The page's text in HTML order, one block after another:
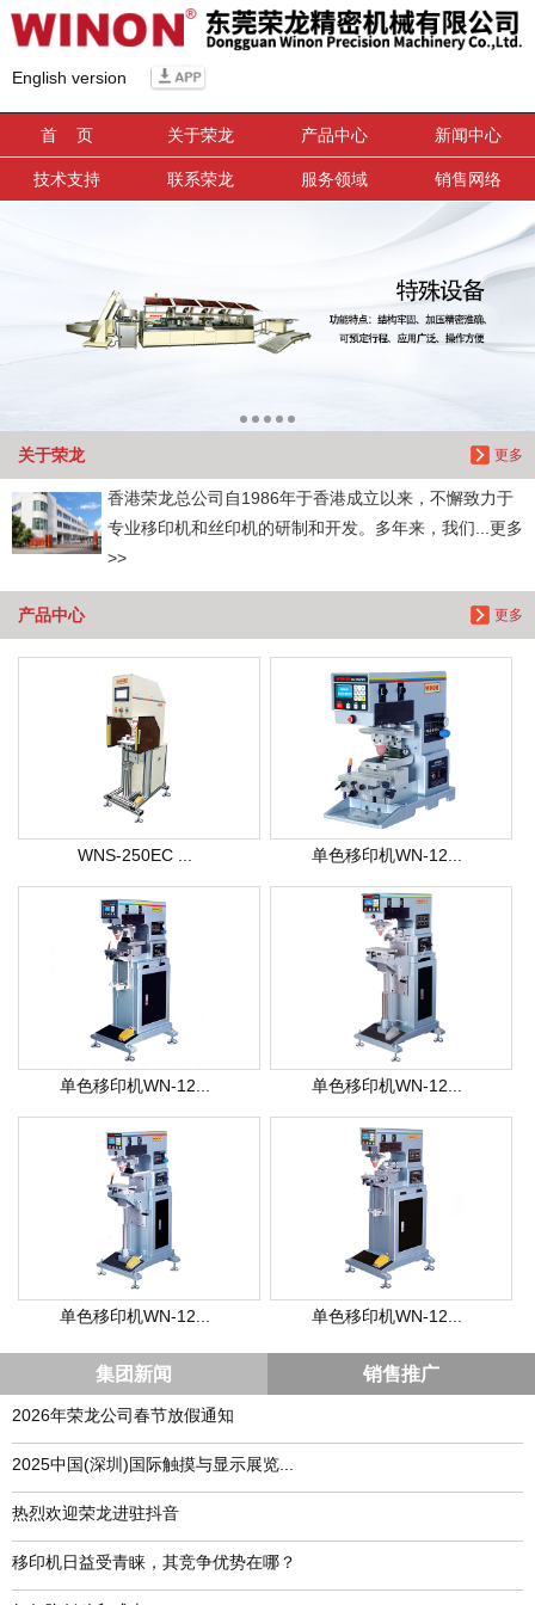
English version
首 页 关于荣龙 产品中心 新闻中心
技术支持 联系荣龙 服务领域 销售网络
更多
关于荣龙
香港荣龙总公司自1986年于香港成立以来，不懈致力于
专业移印机和丝印机的研制和开发。多年来，我们...更多
>>
更多
产品中心
WNS-250EC ... 单色移印机WN-12...
单色移印机WN-12... 单色移印机WN-12...
单色移印机WN-12... 单色移印机WN-12...
集团新闻 销售推广
2026年荣龙公司春节放假通知
​2025中国(深圳)国际触摸与显示展览...
热烈欢迎荣龙进驻抖音
移印机日益受青睐，其竞争优势在哪？
信息搜索
搜索